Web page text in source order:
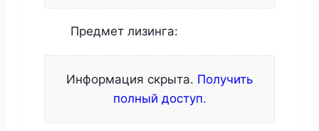
Предмет лизинга:
Информация скрыта. Получить
полный доступ.